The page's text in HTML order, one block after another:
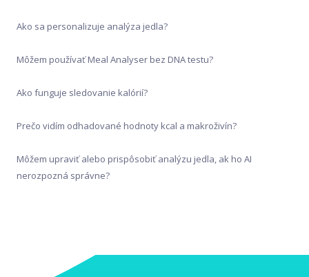
Mobilná aplikácia
Nákup a aktivácia
Ochrana údajov
Odber vzorky
Ako sa personalizuje analýza jedla?
Môžem používať Meal Analyser bez DNA testu?
Ako funguje sledovanie kalórií?
Prečo vidím odhadované hodnoty kcal a makroživín?
Môžem upraviť alebo prispôsobiť analýzu jedla, ak ho AI
nerozpozná správne?